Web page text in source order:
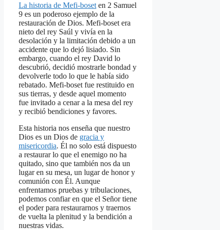
La historia de Mefi-boset en 2 Samuel
9 es un poderoso ejemplo de la
restauración de Dios. Mefi-boset era
nieto del rey Saúl y vivía en la
desolación y la limitación debido a un
accidente que lo dejó lisiado. Sin
embargo, cuando el rey David lo
descubrió, decidió mostrarle bondad y
devolverle todo lo que le había sido
rebatado. Mefi-boset fue restituido en
sus tierras, y desde aquel momento
fue invitado a cenar a la mesa del rey
y recibió bendiciones y favores.
Esta historia nos enseña que nuestro
Dios es un Dios de gracia y
misericordia. Él no solo está dispuesto
a restaurar lo que el enemigo no ha
quitado, sino que también nos da un
lugar en su mesa, un lugar de honor y
comunión con Él. Aunque
enfrentamos pruebas y tribulaciones,
podemos confiar en que el Señor tiene
el poder para restaurarnos y traernos
de vuelta la plenitud y la bendición a
nuestras vidas.